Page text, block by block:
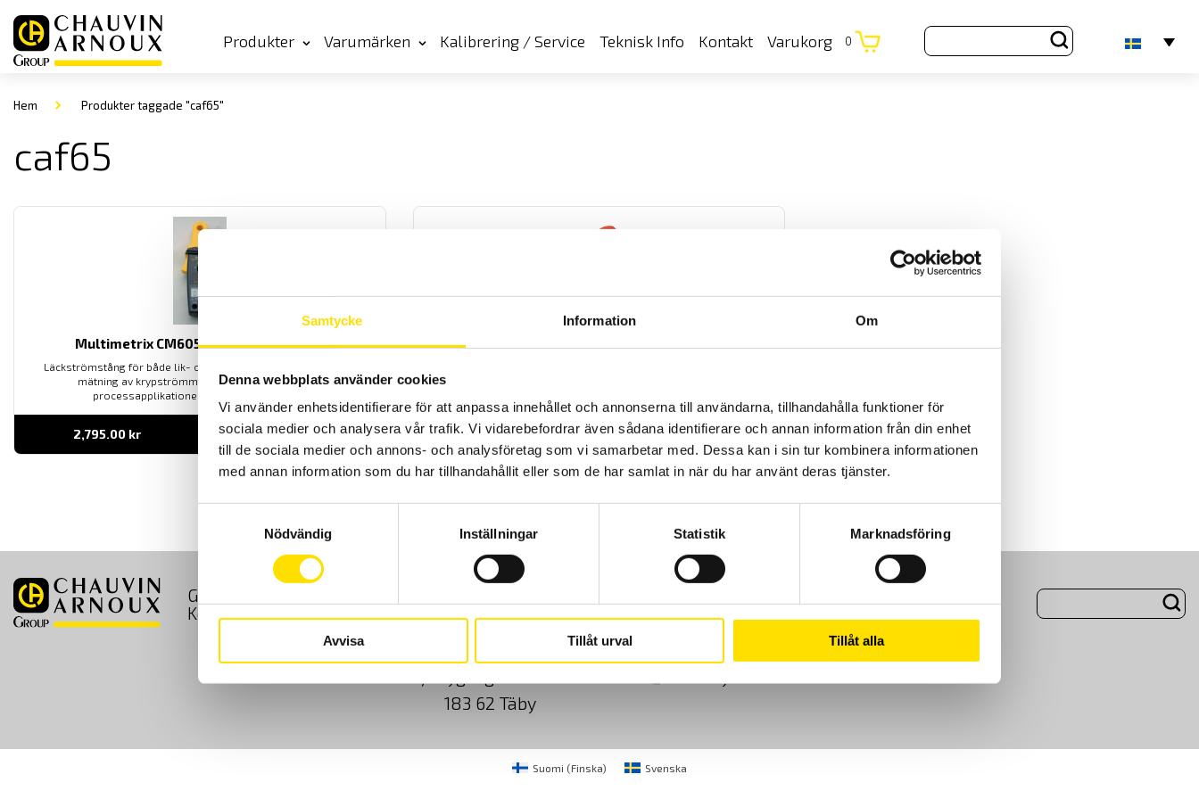
Samtycke Information Om
Denna webbplats använder cookies
Vi använder enhetsidentifierare för att anpassa innehållet och annonserna till användarna, tillhandahålla funktioner för
sociala medier och analysera vår trafik. Vi vidarebefordrar även sådana identifierare och annan information från din enhet
till de sociala medier och annons- och analysföretag som vi samarbetar med. Dessa kan i sin tur kombinera informationen
med annan information som du har tillhandahållit eller som de har samlat in när du har använt deras tjänster.
Nödvändig
Inställningar Statistik Marknadsföring
Avvisa Tillåt urval Tillåt alla
Produkter Varumärken Kalibrering / Service Teknisk Info Kontakt Varukorg 0
Hem Produkter taggade "caf65"
caf65
Multimetrix CM605 strömtång AC / DC
Läckströmstång för både lik- och växelströmmar. Utmärkt vid
mätning av krypströmmar på fordon samt andra
processapplikationer. Med analog utgång.
2,795.00 kr LÄS MER
smidigt sätt detektera isolationsfel på elinstallationer under drift.
5,660.00kr LÄS MER
GDPR
Kontakt
183 62 Täby
08-50 52 68 00
Suomi (Finska) Svenska